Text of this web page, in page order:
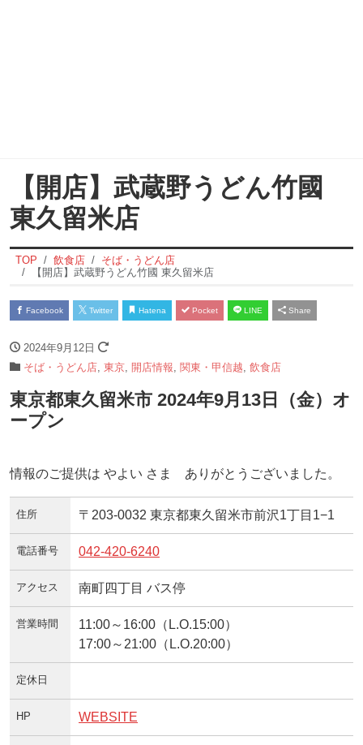
【開店】武蔵野うどん竹國
東久留米店
TOP 飲食店
そば・うどん店
【開店】武蔵野うどん竹國 東久留米店
Facebook Twitter Hatena Pocket LINE Share
2024年9月12日
そば・うどん店 東京 開店情報 関東・甲信越 飲食店
東京都東久留米市 2024年9月13日（金）オ
ープン
情報のご提供は やよい さま ありがとうございました。
住所 〒203-0032 東京都東久留米市前沢1丁目1−1
電話番号 042-420-6240
アクセス 南町四丁目 バス停
営業時間
11:00～16:00（L.O.15:00）
17:00～21:00（L.O.20:00）
定休日
HP WEBSITE